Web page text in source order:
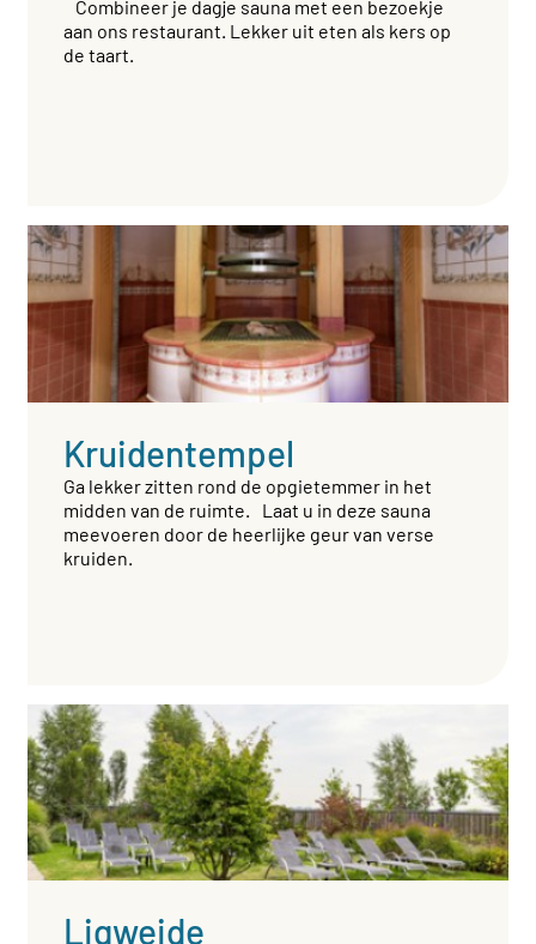
Combineer je dagje sauna met een bezoekje
aan ons restaurant. Lekker uit eten als kers op
de taart.
Kruidentempel
Ga lekker zitten rond de opgietemmer in het
midden van de ruimte. Laat u in deze sauna
meevoeren door de heerlijke geur van verse
kruiden.
Ligweide